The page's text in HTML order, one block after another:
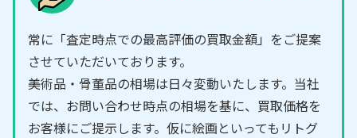
常に「査定時点での最高評価の買取金額」をご提案
させていただいております。
美術品・骨董品の相場は日々変動いたします。当社
では、お問い合わせ時点の相場を基に、買取価格を
お客様にご提示します。仮に絵画といってもリトグ